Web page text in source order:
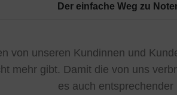
Der einfache Weg zu
von unseren Kundinnen und
mehr gibt. Damit die von uns
es auch entsprechender